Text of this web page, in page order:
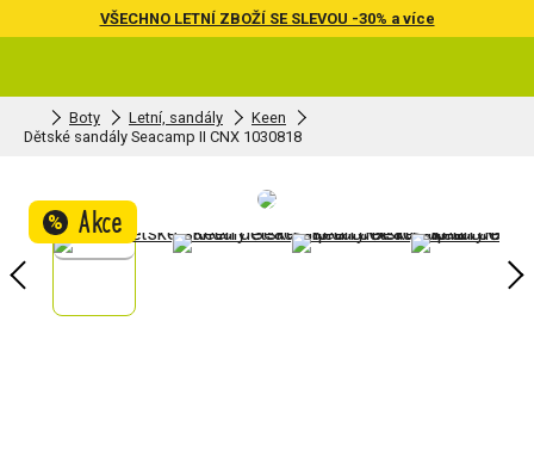
VŠECHNO LETNÍ ZBOŽÍ SE SLEVOU -30% a více
Boty Letní, sandály
Keen
Dětské sandály Seacamp II CNX 1030818
% Akce